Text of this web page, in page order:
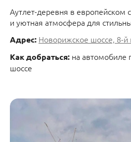
Аутлет-деревня в европейском
и уютная атмосфера для
Адрес: Новорижское шоссе, 8-й
Как добраться: на автомобиле
шоссе